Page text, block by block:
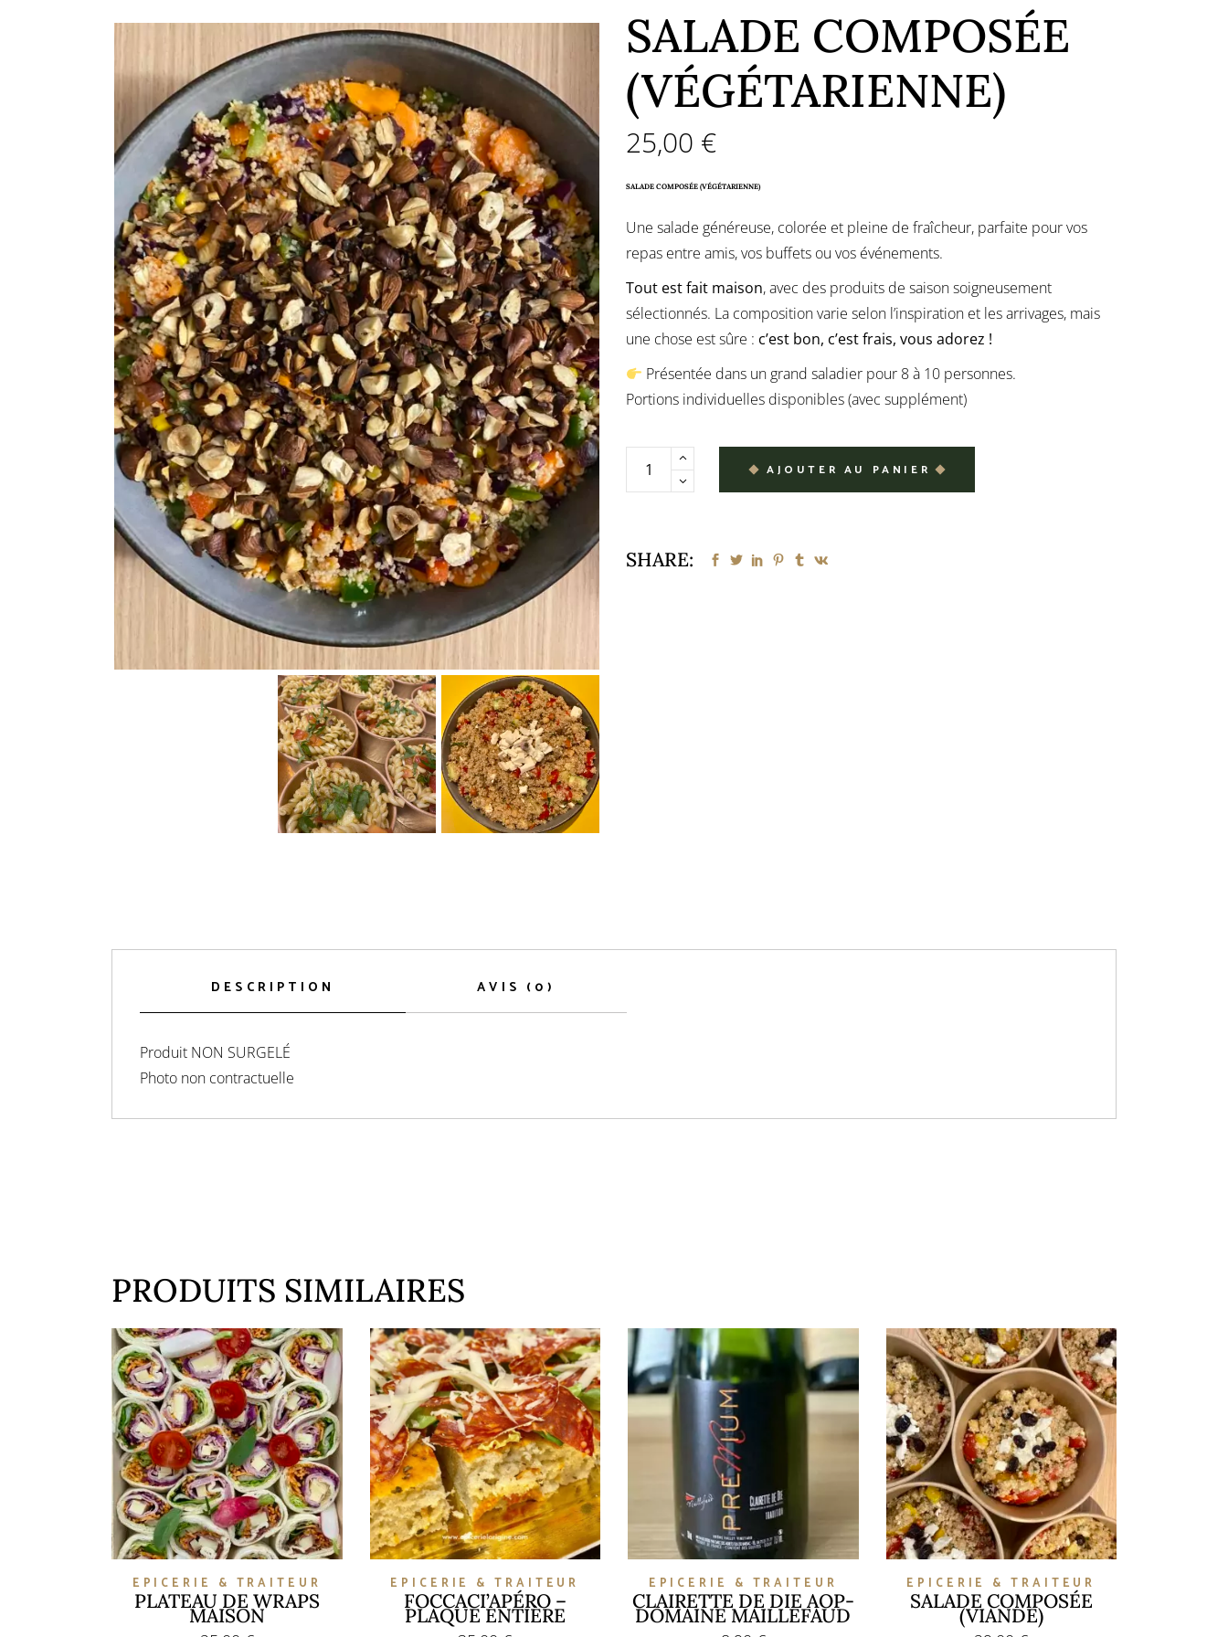
SALADE COMPOSÉE
(VÉGÉTARIENNE)
25,00 €
SALADE COMPOSÉE (VÉGÉTARIENNE)
Une salade généreuse, colorée et pleine de fraîcheur, parfaite pour vos
repas entre amis, vos buffets ou vos événements.
Tout est fait maison, avec des produits de saison soigneusement
sélectionnés. La composition varie selon l’inspiration et les arrivages, mais
une chose est sûre : c’est bon, c’est frais, vous adorez !
Présentée dans un grand saladier pour 8 à 10 personnes.
Portions individuelles disponibles (avec supplément)
AJOUTER AU PANIER
SHARE:
DESCRIPTION AVIS (0)
Produit NON SURGELÉ
Photo non contractuelle
PRODUITS SIMILAIRES
EPICERIE & TRAITEUR
PLATEAU DE WRAPS
MAISON
EPICERIE & TRAITEUR
FOCCACI’APÉRO –
PLAQUE ENTIÈRE
EPICERIE & TRAITEUR
CLAIRETTE DE DIE AOP-
DOMAINE MAILLEFAUD
EPICERIE & TRAITEUR
SALADE COMPOSÉE
(VIANDE)